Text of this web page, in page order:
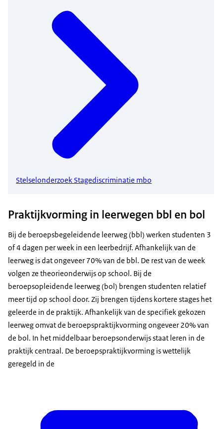
Stelselonderzoek Stagediscriminatie mbo
Praktijkvorming in leerwegen bbl en bol
Bij de beroepsbegeleidende leerweg (bbl) werken studenten 3
of 4 dagen per week in een leerbedrijf. Afhankelijk van de
leerweg is dat ongeveer 70% van de bbl. De rest van de week
volgen ze theorieonderwijs op school. Bij de
beroepsopleidende leerweg (bol) brengen studenten relatief
meer tijd op school door. Zij brengen tijdens kortere stages het
geleerde in de praktijk. Afhankelijk van de specifiek gekozen
leerweg omvat de beroepspraktijkvorming ongeveer 20% van
de bol. In het middelbaar beroepsonderwijs staat leren in de
praktijk centraal. De beroepspraktijkvorming is wettelijk
geregeld in de